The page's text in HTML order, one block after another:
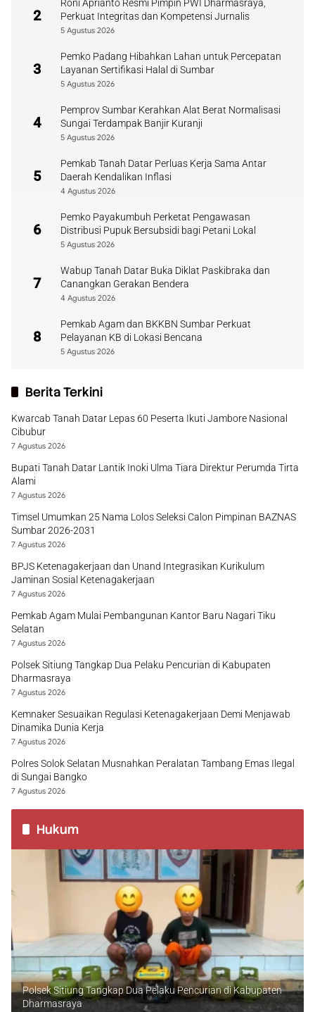
2
Roni Aprianto Resmi Pimpin PWI Dharmasraya,
Perkuat Integritas dan Kompetensi Jurnalis
5 Agustus 2026
3
Pemko Padang Hibahkan Lahan untuk Percepatan
Layanan Sertifikasi Halal di Sumbar
5 Agustus 2026
4
Pemprov Sumbar Kerahkan Alat Berat Normalisasi
Sungai Terdampak Banjir Kuranji
5 Agustus 2026
5
Pemkab Tanah Datar Perluas Kerja Sama Antar
Daerah Kendalikan Inflasi
4 Agustus 2026
6
Pemko Payakumbuh Perketat Pengawasan
Distribusi Pupuk Bersubsidi bagi Petani Lokal
5 Agustus 2026
7
Wabup Tanah Datar Buka Diklat Paskibraka dan
Canangkan Gerakan Bendera
4 Agustus 2026
8
Pemkab Agam dan BKKBN Sumbar Perkuat
Pelayanan KB di Lokasi Bencana
5 Agustus 2026
Berita Terkini
Kwarcab Tanah Datar Lepas 60 Peserta Ikuti Jambore Nasional
Cibubur
7 Agustus 2026
Bupati Tanah Datar Lantik Inoki Ulma Tiara Direktur Perumda Tirta
Alami
7 Agustus 2026
Timsel Umumkan 25 Nama Lolos Seleksi Calon Pimpinan BAZNAS
Sumbar 2026-2031
7 Agustus 2026
BPJS Ketenagakerjaan dan Unand Integrasikan Kurikulum
Jaminan Sosial Ketenagakerjaan
7 Agustus 2026
Pemkab Agam Mulai Pembangunan Kantor Baru Nagari Tiku
Selatan
7 Agustus 2026
Polsek Sitiung Tangkap Dua Pelaku Pencurian di Kabupaten
Dharmasraya
7 Agustus 2026
Kemnaker Sesuaikan Regulasi Ketenagakerjaan Demi Menjawab
Dinamika Dunia Kerja
7 Agustus 2026
Polres Solok Selatan Musnahkan Peralatan Tambang Emas Ilegal
di Sungai Bangko
7 Agustus 2026
Hukum
Polsek Sitiung Tangkap Dua Pelaku Pencurian di Kabupaten
Dharmasraya